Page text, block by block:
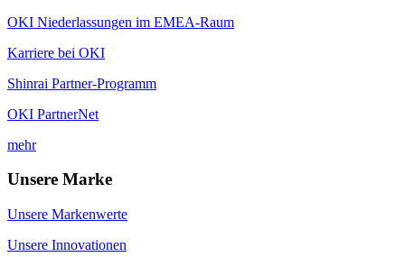
OKI Niederlassungen im EMEA-Raum
Karriere bei OKI
Shinrai Partner-Programm
OKI PartnerNet
mehr
Unsere Marke
Unsere Markenwerte
Unsere Innovationen